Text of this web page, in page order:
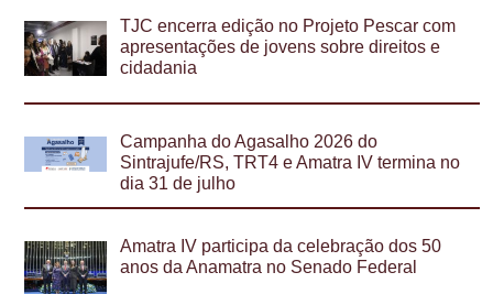
TJC encerra edição no Projeto Pescar com
apresentações de jovens sobre direitos e
cidadania
Campanha do Agasalho 2026 do
Sintrajufe/RS, TRT4 e Amatra IV termina no
dia 31 de julho
Amatra IV participa da celebração dos 50
anos da Anamatra no Senado Federal